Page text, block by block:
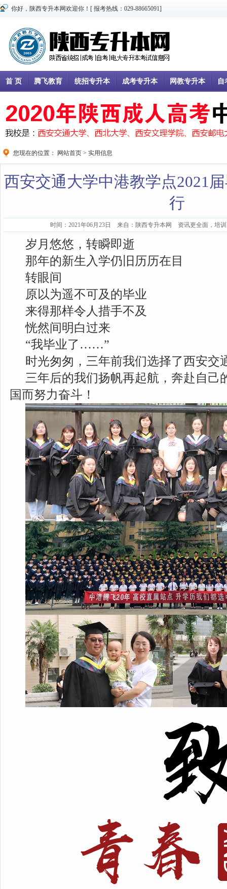
你好，陕西专升本网欢迎你！[ 报考热线：029-88665091]
首 页 腾飞教育 统招专升本 成考专升本 网教专升本 自
您现在的位置： 网站首页 > 实用信息
西安交通大学中港教学点2021
行
时间：2021年06月23日 来自：陕西专升本网 资讯更全面，培
岁月悠悠，转瞬即逝
那年的新生入学仍旧历历在目
转眼间
原以为遥不可及的毕业
来得那样令人措手不及
恍然间明白过来
“我毕业了……”
时光匆匆，三年前我们选择了西安交
三年后的我们扬帆再起航，奔赴自己
国而努力奋斗！